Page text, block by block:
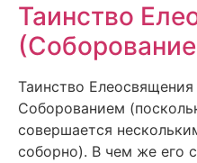
Таинство
Таинство
Соборованием
совершается
соборно). В чем же его